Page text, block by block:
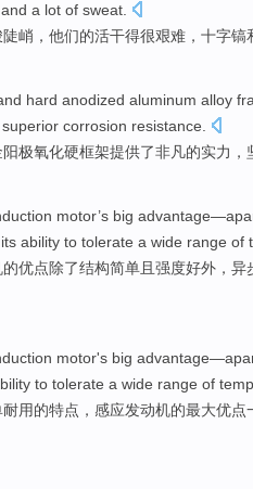
, and a lot of sweat.
陡峭，他们的活干得很艰难， 十字镐
hard anodized aluminum alloy
superior corrosion resistance.
阳极氧化硬框架提供了非凡的实力 ，
motor’s big advantage—
ability to tolerate a wide range of
的优点除了结构简单 且 强度好外，异
motor's big advantage—
to tolerate a wide range of
耐用的特点， 感应发动机的最大优点